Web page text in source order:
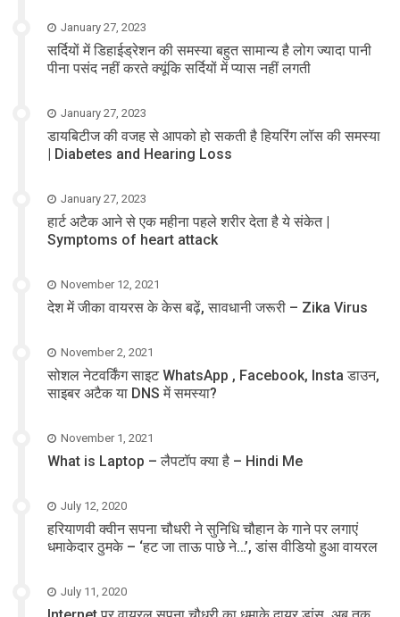
January 27, 2023
सर्दियों में डिहाईड्रेशन की समस्या बहुत सामान्य है लोग ज्यादा पानी
पीना पसंद नहीं करते क्यूंकि सर्दियों में प्यास नहीं लगती
January 27, 2023
डायबिटीज की वजह से आपको हो सकती है हियरिंग लॉस की समस्या
| Diabetes and Hearing Loss
January 27, 2023
हार्ट अटैक आने से एक महीना पहले शरीर देता है ये संकेत |
Symptoms of heart attack
November 12, 2021
देश में जीका वायरस के केस बढ़ें, सावधानी जरूरी – Zika Virus
November 2, 2021
सोशल नेटवर्किंग साइट WhatsApp , Facebook, Insta डाउन,
साइबर अटैक या DNS में समस्या?
November 1, 2021
What is Laptop – लैपटॉप क्या है – Hindi Me
July 12, 2020
हरियाणवी क्वीन सपना चौधरी ने सुनिधि चौहान के गाने पर लगाएं
धमाकेदार ठुमके – ‘हट जा ताऊ पाछे ने…’, डांस वीडियो हुआ वायरल
July 11, 2020